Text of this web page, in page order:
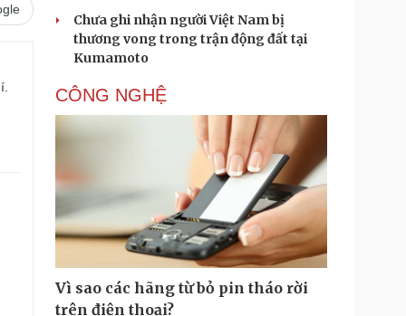
Chưa ghi nhận người Việt Nam bị
thương vong trong trận động đất tại
Kumamoto
CÔNG NGHỆ
Vì sao các hãng từ bỏ pin tháo rời
trên điện thoại?